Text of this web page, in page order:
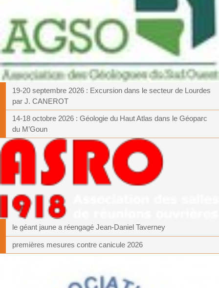
19-20 septembre 2026 : Excursion dans le secteur de Lourdes
par J. CANEROT
14-18 octobre 2026 : Géologie du Haut Atlas dans le Géoparc
du M’Goun
le géant jaune a réengagé Jean-Daniel Taverney
premières mesures contre canicule 2026